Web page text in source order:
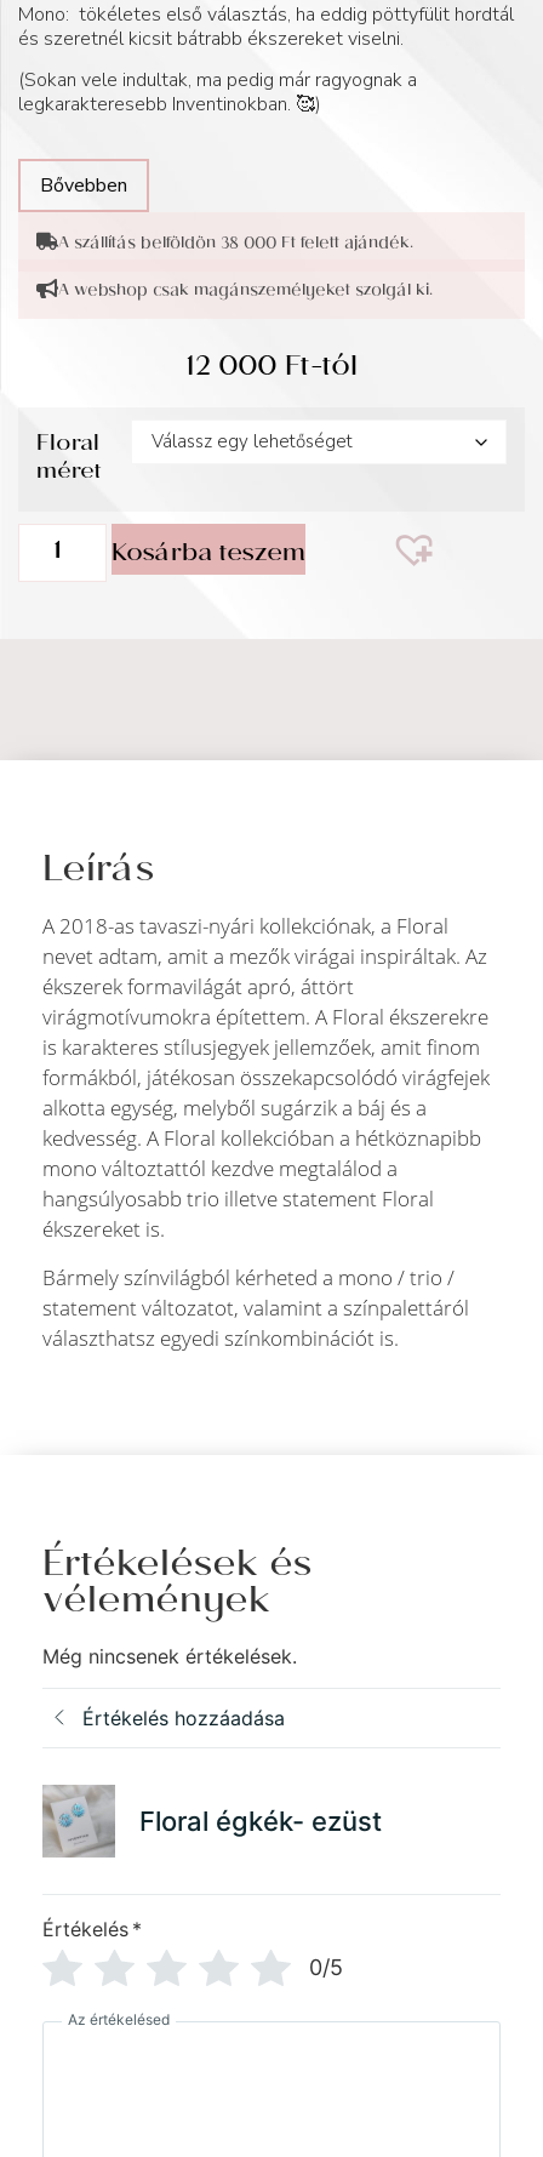
Mono: tökéletes első választás, ha eddig pöttyfülit hordtál
és szeretnél kicsit bátrabb ékszereket viselni.
(Sokan vele indultak, ma pedig már ragyognak a
legkarakteresebb Inventinokban. 🥰)
Bővebben
A szállítás belföldön 38 000 Ft felett ajándék.
A webshop csak magánszemélyeket szolgál ki.
12 000Ft-tól
Floral
méret
Kosárba teszem
Leírás
A 2018-as tavaszi-nyári kollekciónak, a Floral
nevet adtam, amit a mezők virágai inspiráltak. Az
ékszerek formavilágát apró, áttört
virágmotívumokra építettem. A Floral ékszerekre
is karakteres stílusjegyek jellemzőek, amit finom
formákból, játékosan összekapcsolódó virágfejek
alkotta egység, melyből sugárzik a báj és a
kedvesség. A Floral kollekcióban a hétköznapibb
mono változtattól kezdve megtalálod a
hangsúlyosabb trio illetve statement Floral
ékszereket is.
Bármely színvilágból kérheted a mono / trio /
statement változatot, valamint a színpalettáról
választhatsz egyedi színkombinációt is.
Értékelések és
vélemények
Még nincsenek értékelések.
Értékelés hozzáadása
Floral égkék- ezüst
Értékelés *
0/5
Az értékelésed